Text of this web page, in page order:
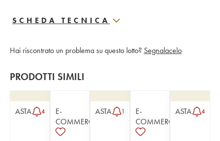
SCHEDA TECNICA
Hai riscontrato un problema su questo lotto? Segnalacelo
PRODOTTI SIMILI
ASTA 4
E-
COMMERCE
ASTA 1
E-
COMMERCE
ASTA 4